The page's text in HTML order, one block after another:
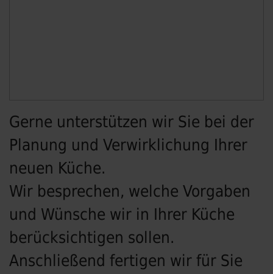
Gerne unterstützen wir Sie bei der
Planung und Verwirklichung Ihrer
neuen Küche.
Wir besprechen, welche Vorgaben
und Wünsche wir in Ihrer Küche
berücksichtigen sollen.
Anschließend fertigen wir für Sie